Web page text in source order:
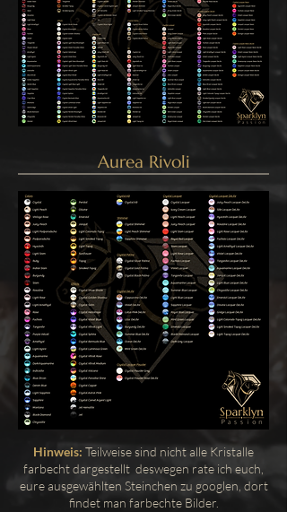
Aurea Rivoli
Hinweis: Teilweise sind nicht alle Kristalle
farbecht dargestellt deswegen rate ich euch,
eure ausgewählten Steinchen zu googlen, dort
findet man farbechte Bilder.